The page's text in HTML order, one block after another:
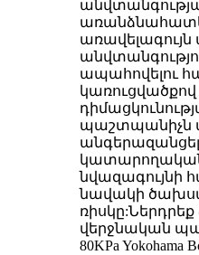
առավելագույն
ապահովելու
պաշտպանիչն
նվազագույնի
նավակի
վերջնական
80KPa Yokohama